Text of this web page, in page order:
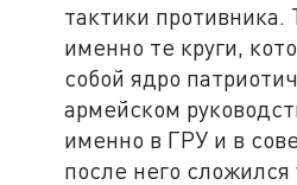
тактики противника.
именно те круги,
собой ядро
армейском
именно в ГРУ и в
после него